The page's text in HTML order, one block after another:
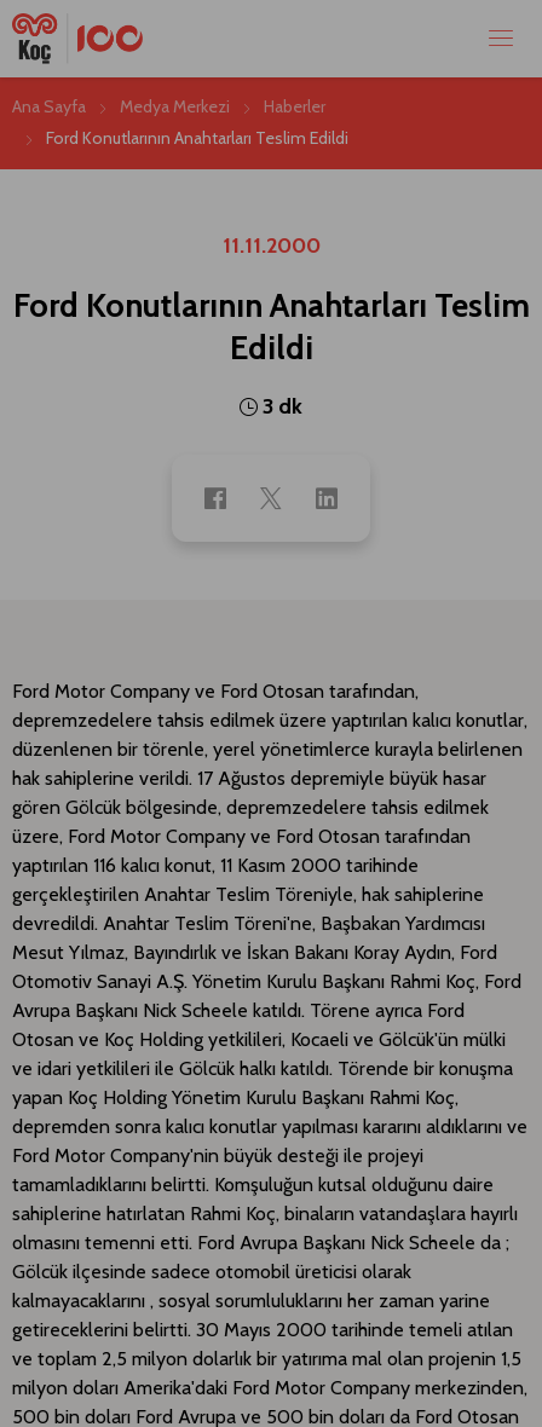
Ana Sayfa Medya Merkezi
Haberler
Ford Konutlarının Anahtarları Teslim Edildi
11.11.2000
Ford Konutlarının Anahtarları Teslim
Edildi
3 dk
Ford Motor Company ve Ford Otosan tarafından,
depremzedelere tahsis edilmek üzere yaptırılan kalıcı konutlar,
düzenlenen bir törenle, yerel yönetimlerce kurayla belirlenen
hak sahiplerine verildi. 17 Ağustos depremiyle büyük hasar
gören Gölcük bölgesinde, depremzedelere tahsis edilmek
üzere, Ford Motor Company ve Ford Otosan tarafından
yaptırılan 116 kalıcı konut, 11 Kasım 2000 tarihinde
gerçekleştirilen Anahtar Teslim Töreniyle, hak sahiplerine
devredildi. Anahtar Teslim Töreni'ne, Başbakan Yardımcısı
Mesut Yılmaz, Bayındırlık ve İskan Bakanı Koray Aydın, Ford
Otomotiv Sanayi A.Ş. Yönetim Kurulu Başkanı Rahmi Koç, Ford
Avrupa Başkanı Nick Scheele katıldı. Törene ayrıca Ford
Otosan ve Koç Holding yetkilileri, Kocaeli ve Gölcük'ün mülki
ve idari yetkilileri ile Gölcük halkı katıldı. Törende bir konuşma
yapan Koç Holding Yönetim Kurulu Başkanı Rahmi Koç,
depremden sonra kalıcı konutlar yapılması kararını aldıklarını ve
Ford Motor Company'nin büyük desteği ile projeyi
tamamladıklarını belirtti. Komşuluğun kutsal olduğunu daire
sahiplerine hatırlatan Rahmi Koç, binaların vatandaşlara hayırlı
olmasını temenni etti. Ford Avrupa Başkanı Nick Scheele da ;
Gölcük ilçesinde sadece otomobil üreticisi olarak
kalmayacaklarını , sosyal sorumluluklarını her zaman yarine
getireceklerini belirtti. 30 Mayıs 2000 tarihinde temeli atılan
ve toplam 2,5 milyon dolarlık bir yatırıma mal olan projenin 1,5
milyon doları Amerika'daki Ford Motor Company merkezinden,
500 bin doları Ford Avrupa ve 500 bin doları da Ford Otosan